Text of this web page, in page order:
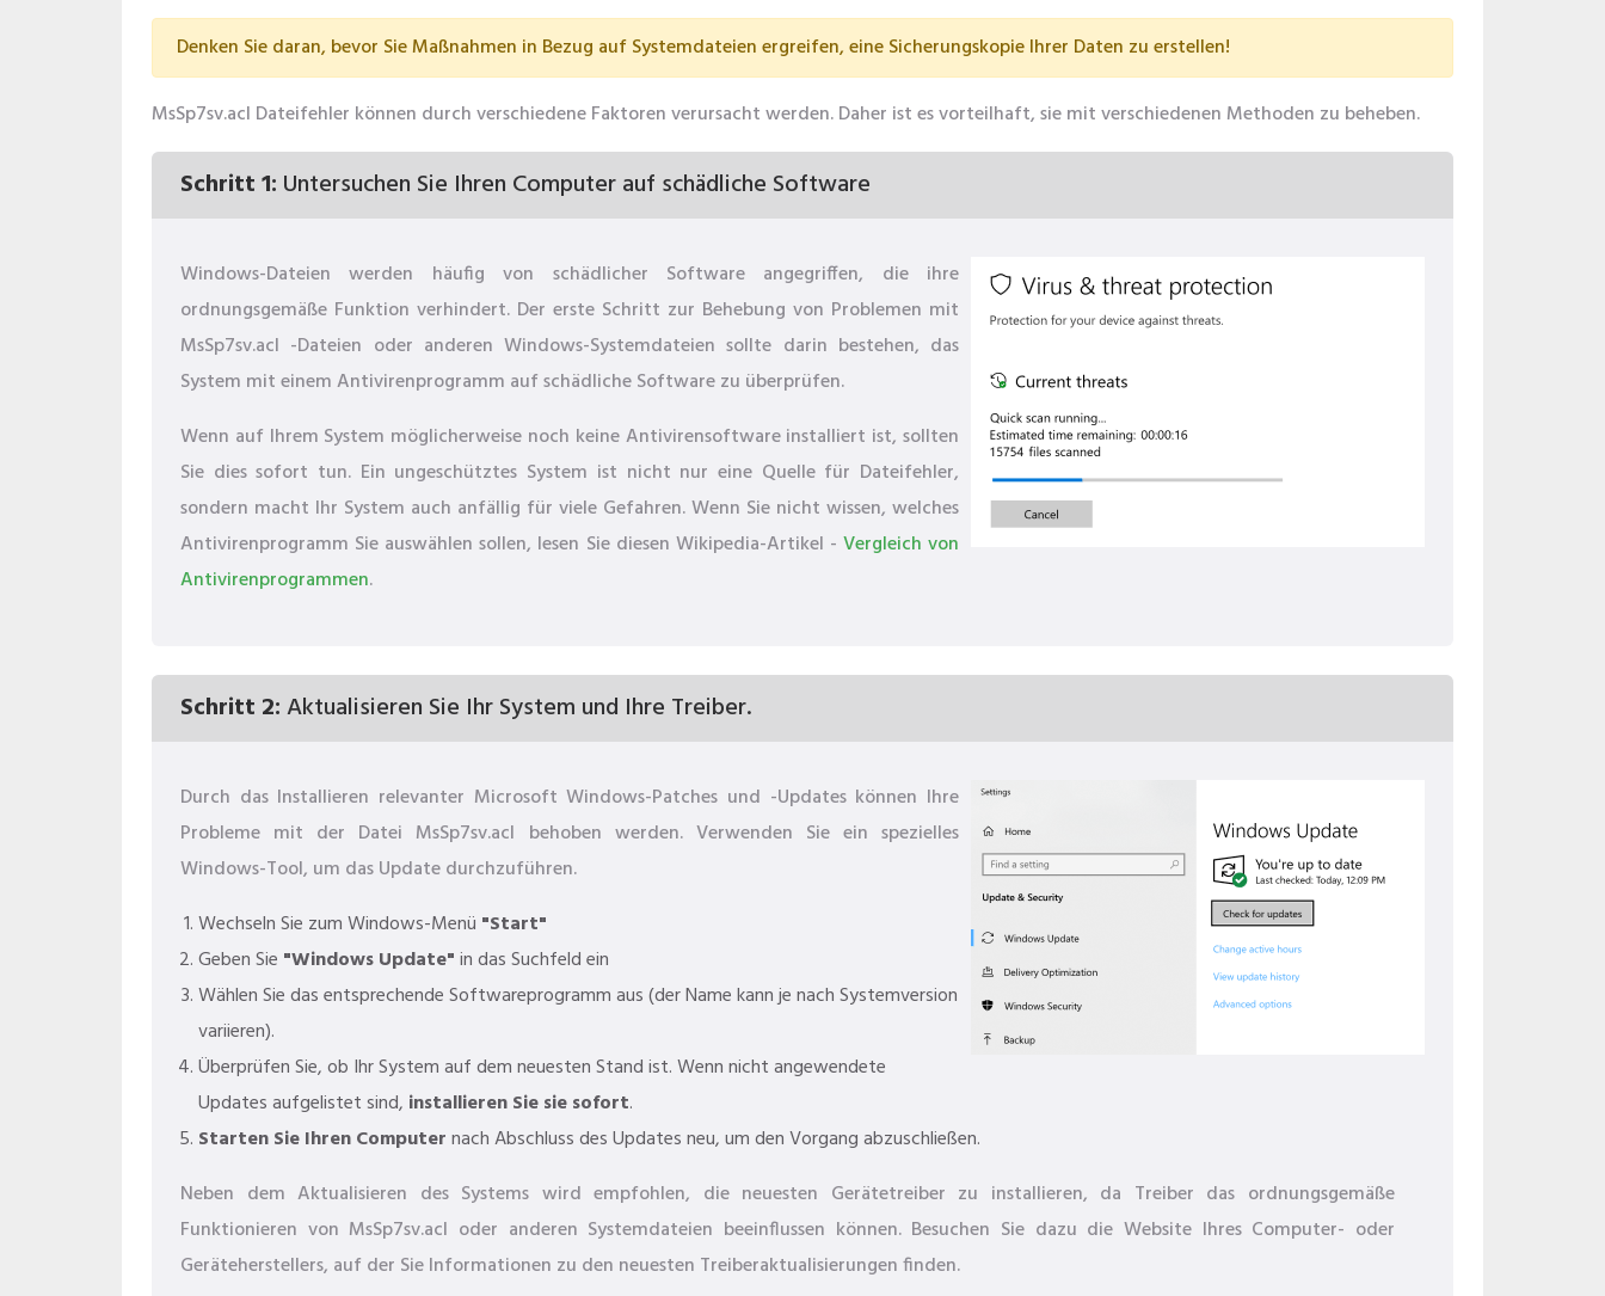
Denken Sie daran, bevor Sie Maßnahmen in Bezug auf Systemdateien ergreifen, eine Sicherungskopie Ihrer Daten zu erstellen!
MsSp7sv.acl Dateifehler können durch verschiedene Faktoren verursacht werden. Daher ist es vorteilhaft, sie mit verschiedenen Methoden zu beheben.
Schritt 1: Untersuchen Sie Ihren Computer auf schädliche Software
Windows-Dateien werden häufig von schädlicher Software angegriffen, die ihre
ordnungsgemäße Funktion verhindert. Der erste Schritt zur Behebung von Problemen mit
MsSp7sv.acl -Dateien oder anderen Windows-Systemdateien sollte darin bestehen, das
System mit einem Antivirenprogramm auf schädliche Software zu überprüfen.
Wenn auf Ihrem System möglicherweise noch keine Antivirensoftware installiert ist, sollten
Sie dies sofort tun. Ein ungeschütztes System ist nicht nur eine Quelle für Dateifehler,
sondern macht Ihr System auch anfällig für viele Gefahren. Wenn Sie nicht wissen, welches
Antivirenprogramm Sie auswählen sollen, lesen Sie diesen Wikipedia-Artikel - Vergleich von
Antivirenprogrammen.
Schritt 2:Aktualisieren Sie Ihr System und Ihre Treiber.
Durch das Installieren relevanter Microsoft Windows-Patches und -Updates können Ihre
Probleme mit der Datei MsSp7sv.acl behoben werden. Verwenden Sie ein spezielles
Windows-Tool, um das Update durchzuführen.
Wechseln Sie zum Windows-Menü "Start"
Geben Sie "Windows Update"in das Suchfeld ein
Wählen Sie das entsprechende Softwareprogramm aus (der Name kann je nach Systemversion
variieren).
Überprüfen Sie, ob Ihr System auf dem neuesten Stand ist. Wenn nicht angewendete
Updates aufgelistet sind, installieren Sie sie sofort.
Starten Sie Ihren Computernach Abschluss des Updates neu, um den Vorgang abzuschließen.
Neben dem Aktualisieren des Systems wird empfohlen, die neuesten Gerätetreiber zu installieren, da Treiber das ordnungsgemäße
Funktionieren von MsSp7sv.acl oder anderen Systemdateien beeinflussen können. Besuchen Sie dazu die Website Ihres Computer- oder
Geräteherstellers, auf der Sie Informationen zu den neuesten Treiberaktualisierungen finden.